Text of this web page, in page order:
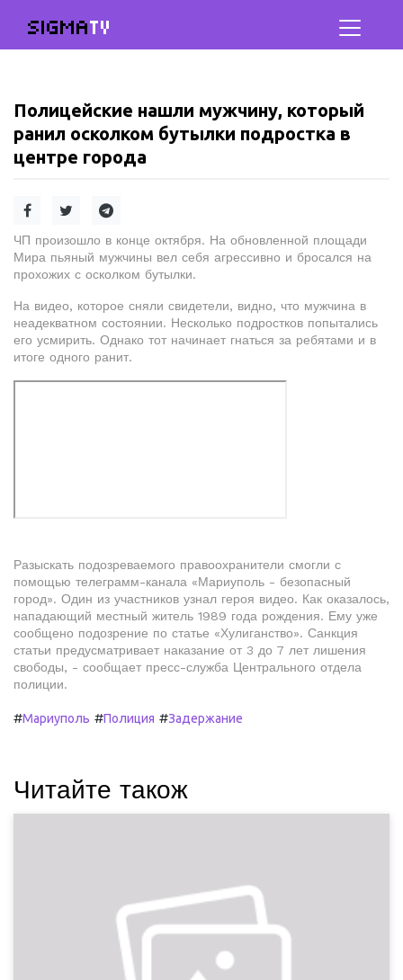
SIGMATV
Полицейские нашли мужчину, который
ранил осколком бутылки подростка в
центре города
ЧП произошло в конце октября. На обновленной площади
Мира пьяный мужчины вел себя агрессивно и бросался на
прохожих с осколком бутылки.
На видео, которое сняли свидетели, видно, что мужчина в
неадекватном состоянии. Несколько подростков попытались
его усмирить. Однако тот начинает гнаться за ребятами и в
итоге одного ранит.
Разыскать подозреваемого правоохранители смогли с
помощью телеграмм-канала «Мариуполь - безопасный
город». Один из участников узнал героя видео. Как оказалось,
нападающий местный житель 1989 года рождения. Ему уже
сообщено подозрение по статье «Хулиганство». Санкция
статьи предусматривает наказание от 3 до 7 лет лишения
свободы, - сообщает пресс-служба Центрального отдела
полиции.
#Мариуполь #Полиция #Задержание
Читайте також